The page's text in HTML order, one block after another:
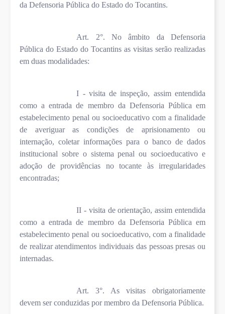
da Defensoria Pública do Estado do Tocantins.
Art. 2°. No âmbito da Defensoria
Pública do Estado do Tocantins as visitas serão realizadas
em duas modalidades:
I - visita de inspeção, assim entendida
como a entrada de membro da Defensoria Pública em
estabelecimento penal ou socioeducativo com a finalidade
de averiguar as condições de aprisionamento ou
internação, coletar informações para o banco de dados
institucional sobre o sistema penal ou socioeducativo e
adoção de providências no tocante às irregularidades
encontradas;
II - visita de orientação, assim entendida
como a entrada de membro da Defensoria Pública em
estabelecimento penal ou socioeducativo, com a finalidade
de realizar atendimentos individuais das pessoas presas ou
internadas.
Art. 3°. As visitas obrigatoriamente
devem ser conduzidas por membro da Defensoria Pública.